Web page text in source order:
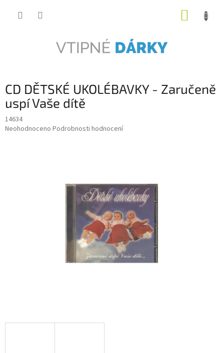
CD DĚTSKÉ UKOLÉBAVKY - Zaručeně
uspí Vaše dítě
14634
Průměrné
Neohodnoceno Podrobnosti hodnocení